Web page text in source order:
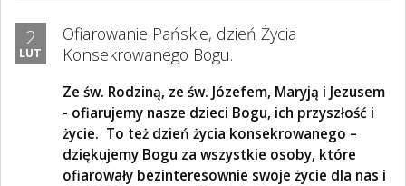
2
LUT
Ofiarowanie Pańskie, dzień Życia
Konsekrowanego Bogu.
Ze św. Rodziną, ze św. Józefem, Maryją i Jezusem
- ofiarujemy nasze dzieci Bogu, ich przyszłość i
życie. To też dzień życia konsekrowanego –
dziękujemy Bogu za wszystkie osoby, które
ofiarowały bezinteresownie swoje życie dla nas i